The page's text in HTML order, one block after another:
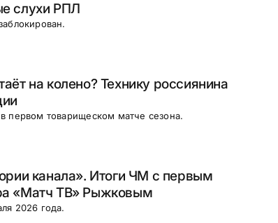
слухи РПЛ
на колено? Технику россиянина
первом товарищеском матче сезона.
канала». Итоги ЧМ с первым
«Матч ТВ» Рыжковым
2026 года.